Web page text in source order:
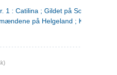
1 : Catilina ; Gildet på Solhaug ; Fru
på Helgeland ;